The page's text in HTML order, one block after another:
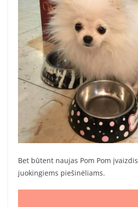
Bet būtent naujas Pom Pom
juokingiems piešinėliams.